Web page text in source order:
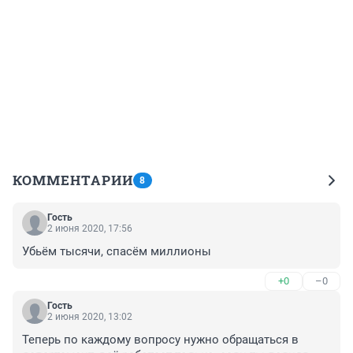
КОММЕНТАРИИ 8
Гость
2 июня 2020, 17:56
Убьём тысячи, спасём миллионы
+0 –0
Гость
2 июня 2020, 13:02
Теперь по каждому вопросу нужно обращаться в